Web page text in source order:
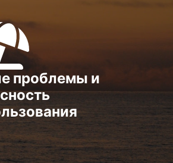
проблемы и